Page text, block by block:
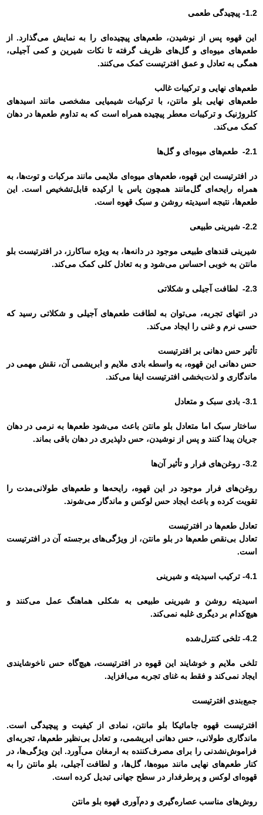
1.2- پیچیدگی طعمی
این قهوه پس از نوشیدن، طعم‌های پیچیده‌ای را به نمایش می‌گذارد. از
طعم‌های میوه‌ای و گل‌های ظریف گرفته تا نکات شیرین و کمی آجیلی،
همگی به تعادل و عمق افترتیست کمک می‌کنند.
طعم‌های نهایی و ترکیبات غالب
طعم‌های نهایی بلو مانتن، با ترکیبات شیمیایی مشخصی مانند اسیدهای
کلروژنیک و ترکیبات معطر پیچیده همراه است که به تداوم طعم‌ها در دهان
کمک می‌کند.
2.1- طعم‌های میوه‌ای و گل‌ها
در افترتیست این قهوه، طعم‌های میوه‌ای ملایمی مانند مرکبات و توت‌ها، به
همراه رایحه‌ای گل‌مانند همچون یاس یا ارکیده قابل‌تشخیص است. این
طعم‌ها، نتیجه اسیدیته روشن و سبک قهوه است.
2.2- شیرینی طبیعی
شیرینی قندهای طبیعی موجود در دانه‌ها، به ویژه ساکارز، در افترتیست بلو
مانتن به خوبی احساس می‌شود و به تعادل کلی کمک می‌کند.
2.3- لطافت آجیلی و شکلاتی
در انتهای تجربه، می‌توان به لطافت طعم‌های آجیلی و شکلاتی رسید که
حسی نرم و غنی را ایجاد می‌کند.
تأثیر حس دهانی بر افترتیست
حس دهانی این قهوه، به واسطه بادی ملایم و ابریشمی آن، نقش مهمی در
ماندگاری و لذت‌بخشی افترتیست ایفا می‌کند.
3.1- بادی سبک و متعادل
ساختار سبک اما متعادل بلو مانتن باعث می‌شود طعم‌ها به نرمی در دهان
جریان پیدا کنند و پس از نوشیدن، حس دلپذیری در دهان باقی بماند.
3.2- روغن‌های فرار و تأثیر آن‌ها
روغن‌های فرار موجود در این قهوه، رایحه‌ها و طعم‌های طولانی‌مدت را
تقویت کرده و باعث ایجاد حس لوکس و ماندگار می‌شوند.
تعادل طعم‌ها در افترتیست
تعادل بی‌نقص طعم‌ها در بلو مانتن، از ویژگی‌های برجسته آن در افترتیست
است.
4.1- ترکیب اسیدیته و شیرینی
اسیدیته روشن و شیرینی طبیعی به شکلی هماهنگ عمل می‌کنند و
هیچ‌کدام بر دیگری غلبه نمی‌کند.
4.2- تلخی کنترل‌شده
تلخی ملایم و خوشایند این قهوه در افترتیست، هیچ‌گاه حس ناخوشایندی
ایجاد نمی‌کند و فقط به غنای تجربه می‌افزاید.
جمع‌بندی افترتیست
افترتیست قهوه جامائیکا بلو مانتن، نمادی از کیفیت و پیچیدگی است.
ماندگاری طولانی، حس دهانی ابریشمی، و تعادل بی‌نظیر طعم‌ها، تجربه‌ای
فراموش‌نشدنی را برای مصرف‌کننده به ارمغان می‌آورد. این ویژگی‌ها، در
کنار طعم‌های نهایی مانند میوه‌ها، گل‌ها، و لطافت آجیلی، بلو مانتن را به
قهوه‌ای لوکس و پرطرفدار در سطح جهانی تبدیل کرده است.
روش‌های مناسب عصاره‌گیری و دم‌آوری قهوه بلو مانتن